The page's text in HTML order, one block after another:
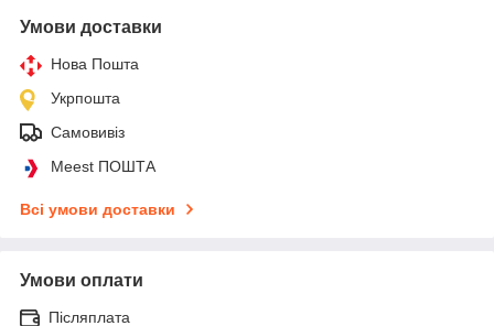
Умови доставки
Нова Пошта
Укрпошта
Самовивіз
Meest ПОШТА
Всі умови доставки
Умови оплати
Післяплата